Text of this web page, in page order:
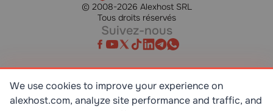
© 2008-2026 Alexhost SRL
Tous droits réservés
Suivez-nous
SR EN ISO/IEC 27001:2023
We use cookies to improve your experience on
alexhost.com, analyze site performance and traffic, and